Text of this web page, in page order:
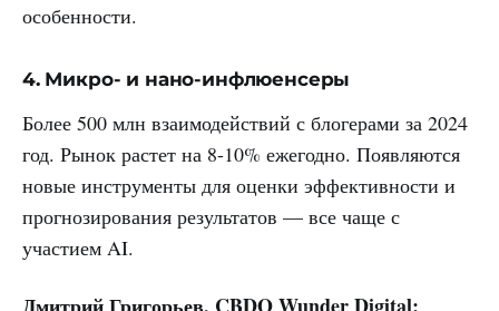
особенности.
4. Микро- и нано-инфлюенсеры
Более 500 млн взаимодействий с блогерами за 2024
год. Рынок растет на 8-10% ежегодно. Появляются
новые инструменты для оценки эффективности и
прогнозирования результатов — все чаще с
участием AI.